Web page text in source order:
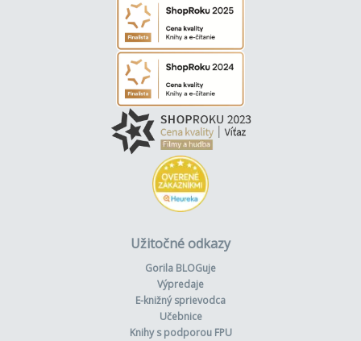
Užitočné odkazy
Gorila BLOGuje
Výpredaje
E-knižný sprievodca
Učebnice
Knihy s podporou FPU